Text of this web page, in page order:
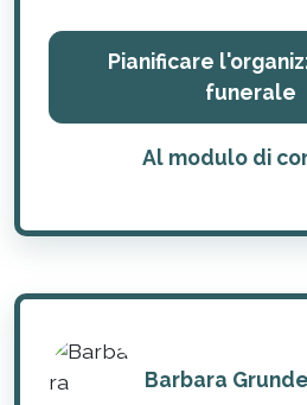
Pianificare
funerale
Al modulo di
Barbara